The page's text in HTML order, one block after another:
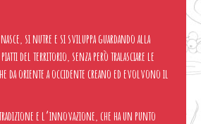
si nutre e si sviluppa guardando alla
del territorio, senza però tralasciare le
da oriente a occidente creano ed evolvono il
e l’innovazione, che ha un punto